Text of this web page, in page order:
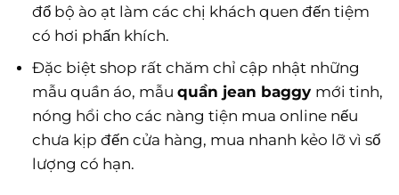
đổ bộ ào ạt làm các chị khách quen đến tiệm
có hơi phấn khích.
Đặc biệt shop rất chăm chỉ cập nhật những
mẫu quần áo, mẫu quần jean baggy mới tinh,
nóng hổi cho các nàng tiện mua online nếu
chưa kịp đến cửa hàng, mua nhanh kẻo lỡ vì số
lượng có hạn.